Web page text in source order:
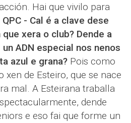
Hai que vivilo para
QPC - Cal é a clave dese
xera o club? Dende a
ADN especial nos nenos
azul e grana? Pois como
xen de Esteiro, que se nace
mal. A Esteirana traballa
dende
e eso fai que forme un